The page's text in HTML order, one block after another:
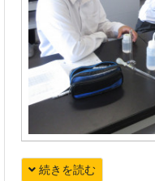
続きを読む